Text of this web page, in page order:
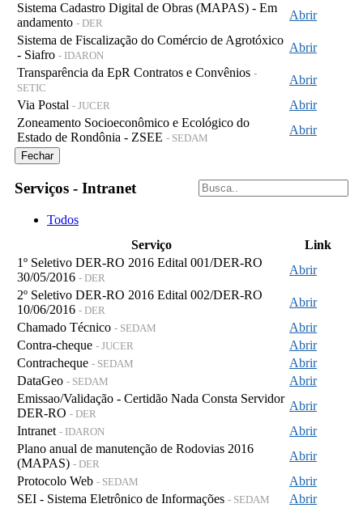
Sistema Cadastro Digital de Obras (MAPAS) - Em
andamento - DER
Abrir
Sistema de Fiscalização do Comércio de Agrotóxico
- Siafro - IDARON
Abrir
Transparência da EpR Contratos e Convênios -
SETIC
Abrir
Via Postal - JUCER
Abrir
Zoneamento Socioeconômico e Ecológico do
Estado de Rondônia - ZSEE - SEDAM
Abrir
Fechar
Serviços - Intranet
Todos
Serviço
Link
1º Seletivo DER-RO 2016 Edital 001/DER-RO
30/05/2016 - DER
Abrir
2º Seletivo DER-RO 2016 Edital 002/DER-RO
10/06/2016 - DER
Abrir
Chamado Técnico - SEDAM
Abrir
Contra-cheque - JUCER
Abrir
Contracheque - SEDAM
Abrir
DataGeo - SEDAM
Abrir
Emissao/Validação - Certidão Nada Consta Servidor
DER-RO - DER
Abrir
Intranet - IDARON
Abrir
Plano anual de manutenção de Rodovias 2016
(MAPAS) - DER
Abrir
Protocolo Web - SEDAM
Abrir
SEI - Sistema Eletrônico de Informações - SEDAM
Abrir